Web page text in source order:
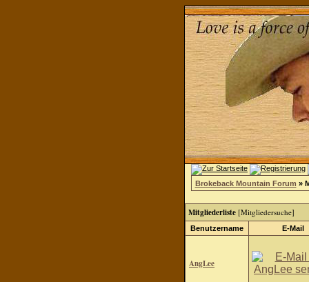
Brokeback Mountain Forum »
Mitgliederliste [Mitgliedersuche]
Benutzername E-Mail
AngLee